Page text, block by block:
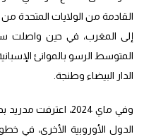
القادمة من الولايات المتحدة
إلى المغرب، في حين واصلت
المتوسط الرسو بالموانئ
الدار البيضاء وطنجة.
وفي ماي 2024،
الدول الأوروبية الأخرى، في